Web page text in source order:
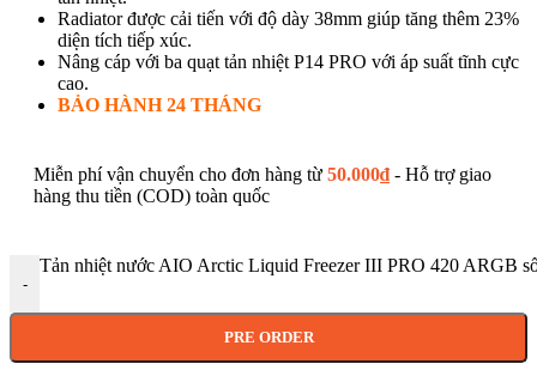
Radiator được cải tiến với độ dày 38mm giúp tăng thêm 23%
diện tích tiếp xúc.
Nâng cáp với ba quạt tản nhiệt P14 PRO với áp suất tĩnh cực
cao.
BẢO HÀNH 24 THÁNG
Miễn phí vận chuyển cho đơn hàng từ 50.000₫- Hỗ trợ giao
hàng thu tiền (COD) toàn quốc
-
Tản nhiệt nước AIO Arctic Liquid Freezer III PRO 420 ARGB
PRE ORDER